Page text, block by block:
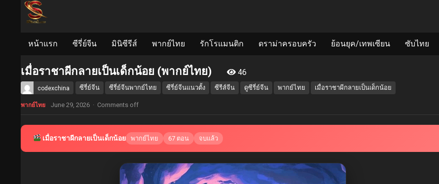
หน้าแรก ซีรี่ย์จีน มินิซีรีส์ พากย์ไทย รักโรแมนติก ดราม่าครอบครัว ย้อนยุค/เทพเซียน ซับไทย
เมื่อราชาผีกลายเป็นเด็กน้อย (พากย์ไทย) 46
codexchina ซีรี่ย์จีน ซีรี่ย์จีนพากย์ไทย ซีรี่ย์จีนแนวตั้ง ซีรีส์จีน ดูซีรี่ย์จีน พากย์ไทย เมื่อราชาผีกลายเป็นเด็กน้อย
พากย์ไทย June 29, 2026 · Comments off
เมื่อราชาผีกลายเป็นเด็กน้อย พากย์ไทย 67 ตอน จบแล้ว